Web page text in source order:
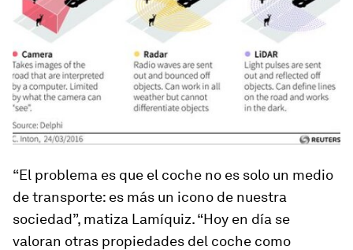
“El problema es que el coche no es solo un medio
de transporte: es más un icono de nuestra
sociedad”, matiza Lamíquiz. “Hoy en día se
valoran otras propiedades del coche como